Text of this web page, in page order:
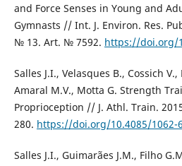
and Force Senses in Young and
Gymnasts // Int. J. Environ. Res.
№ 13. Art. № 7592. https://doi.org/
Salles J.I., Velasques B., Cossich
Amaral M.V., Motta G. Strength
Proprioception // J. Athl. Train.
280. https://doi.org/10.4085/1062-
Salles J.I., Guimarães J.M., Filho